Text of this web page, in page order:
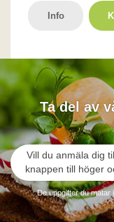
Info
Ta del av
Vill du anmäla dig
knappen till höger
De uppgifter du matar